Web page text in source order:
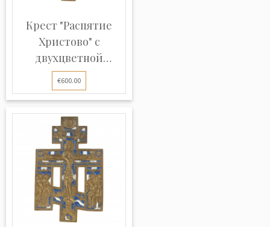
Крест "Распятие
Христово" с
двухцветной
эмаль...
€600.00